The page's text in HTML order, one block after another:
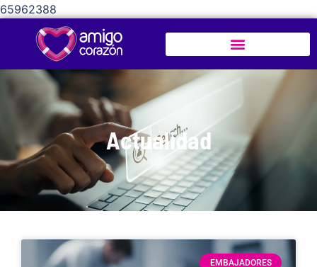
65962388
Actualidad
EMBAJADORES